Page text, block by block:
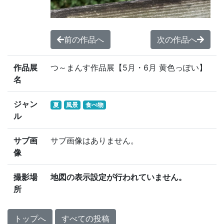
前の作品へ 次の作品へ
作品展
名
つ～まんす作品展【5月・6月 黄色っぽい】
ジャン
ル
夏 風景 食べ物
サブ画
像
サブ画像はありません。
撮影場
所
地図の表示設定が行われていません。
トップへ すべての投稿